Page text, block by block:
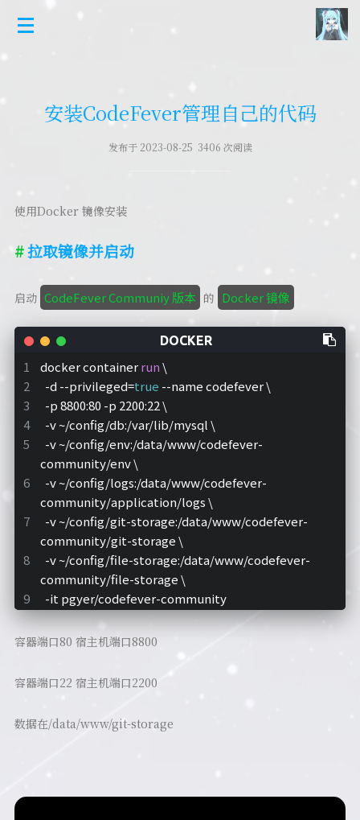
安装CodeFever管理自己的代码
发布于 2023-08-25 3406 次阅读
使用Docker 镜像安装
拉取镜像并启动
启动 CodeFever Communiy 版本 的 Docker 镜像
docker container run \
  -d --privileged=
true --name codefever \
  -p 8800:80 -p 2200:22 \
  -v ~/config/db:/var/lib/mysql \
community/env \
community/application/logs \
community/git-storage \
community/file-storage \
  -it pgyer/codefever-community
容器端口80 宿主机端口8800
容器端口22 宿主机端口2200
数据在/data/www/git-storage